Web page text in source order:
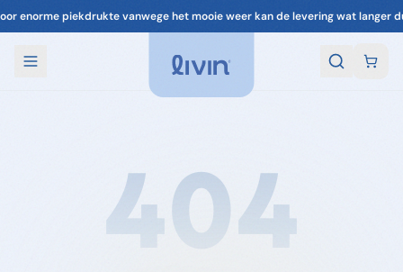
enorme piekdrukte vanwege het mooie weer kan de levering wat langer
404